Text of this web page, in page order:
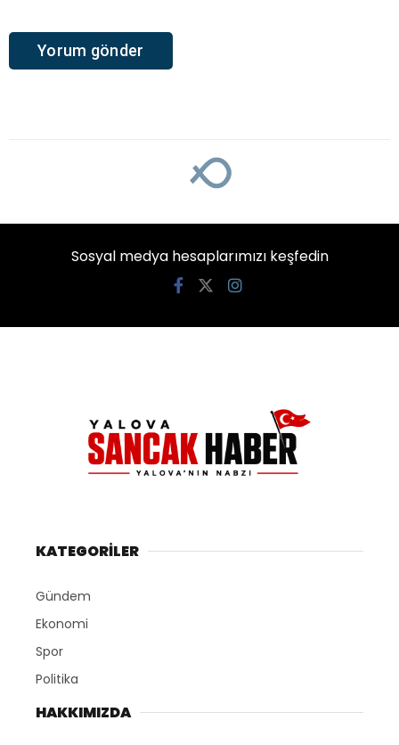
Sosyal medya hesaplarımızı keşfedin
KATEGORİLER
Gündem
Ekonomi
Spor
Politika
HAKKIMIZDA